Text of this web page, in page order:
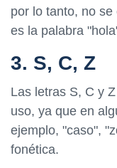
por lo tanto, no
es la palabra
3. S, C, Z
Las letras S, C y
uso, ya que en
ejemplo, "caso",
fonética.